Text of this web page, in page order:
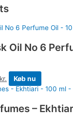
Oil No 6
kr. Køb nu
–